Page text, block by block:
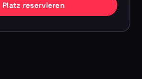
Platz reservieren